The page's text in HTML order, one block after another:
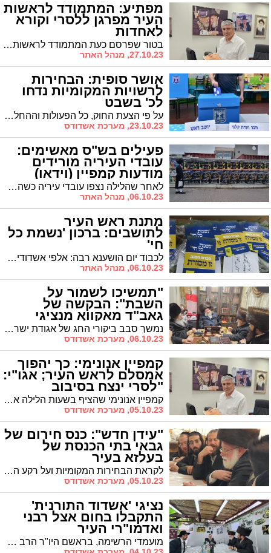
מפתיע: המתמודד לראשות
העיר מפרגן ללסרי וקורא
לאחדות
בטור שפרסם כעת המתמודד לראשות העיר ויו"ר ש"ס אמסלם הוא מפרגן לראש העיר: "יישר כח"
27.10.23, מנהל האתר
אושר סופית: הבחירות
לרשויות המקומיות נדחו
לכ' בשבט
על פי הצעת החוק, כל הפעולות וההחלטות שנעשו עד כה לקראת הבחירות יעמדו בתוקפן. בקריאה השלישית תמכו בהצעה 17 חברי כנסת ללא מתנגדים
23.10.23, מערכת אשדודס
פעילים בש"ס מאשימים:
עובדי העיריה מורידים
מודעות קמפיין (וידאו)
לאחר שהלילה נצפו עובדי עיריה כשהם מסירים את שלטי הבחירות שקראו לציבור החרדי להדיח את לסרי, תוקפים בש"ס: "שימוש פסול בעובדים". במטה לסרי משיבים אש: "כשאין מה למכור, מוכרים בדותות"
06.10.23, מנהל האתר
מתנת ראש העיר
לתושבים: ברכון 'נשמת כל
חי'
לכבוד יום הושענא רבה: אלפי אשדודים התפללו בבתי הכנסת בעיר עם סיום תפילת מוסף בברכון המפואר של סדר "נשמת כל חי" לאחר חביטת הערבות עם ברכתו של ראש העיר ד"ר יחיאל לסרי
06.10.23, מנהל האתר
"תמשיכו לשמור על
השבת": הבקשה של
גאב"ד מאקווא מנציגי
אגודת ישראל נמשך סבב ביקורי החג של אגודת ישראל אצל אדמור"י ורבני העיר, כשהיום (ה') עלו הנציגים לאדמו"ר ממעליץ, האדמו"ר משאץ ולגאב"ד מאקווא אשדוד
06.10.23, מערכת אשדודס
קמפיין אנונימי: כך יהפוך
אמסלם לראש העיר; אגו"י:
"לסרי ינצח בסיבוב
הראשון" קמפיין אנונימי שהציף בשעות הלילה את העיר טען כי אילו יעביר הציבור החרדי את תמיכתו מלסרי לאמסלם הוא יוכל לנצח. אגו"י: "קמפיין מופרך ושקרי"
05.10.23, מערכת אשדודס
"עידן חדש": כנס חירום של
גבאי בתי הכנסת של
בעלזא בעיר
לקראת הבחירות המקומיות ועל רקע הריצה המאוחדת של פלגי אגודת ישראל ודגל התורה באשדוד במסגרת 'אשדוד התורנית', התכנסו גבאי בתי הכנסת של בעלזא בעיר במטרה לשנס מותניים לקראת המערכה הגדולה
05.10.23, מערכת אשדודס
נציגי 'אשדוד התורנית'
התקבלו בחום אצל רבני
ואדמו"רי העיר
מועמדי הרשימה, בראשם היו"ר הרב אפרים וובר, הרב יהושע טננהויז והרב עמנואל כהן ארזי נקראו לבתי האדמו"רים והרבנים וזכו לברכת הדרך. "תזכו להרים את קרן התורה ולקדש שם שמיים"